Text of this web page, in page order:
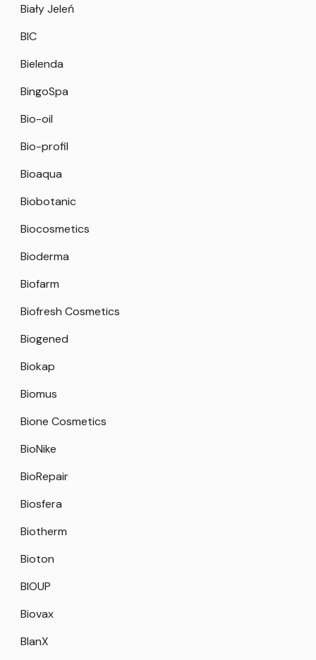
Biały Jeleń
BIC
Bielenda
BingoSpa
Bio-oil
Bio-profil
Bioaqua
Biobotanic
Biocosmetics
Bioderma
Biofarm
Biofresh Cosmetics
Biogened
Biokap
Biomus
Bione Cosmetics
BioNike
BioRepair
Biosfera
Biotherm
Bioton
BIOUP
Biovax
BlanX